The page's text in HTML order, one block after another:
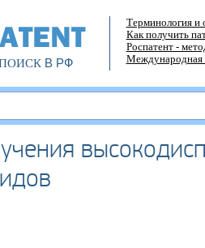
В РФ
Терминология и
Как получить
Роспатент -
Международная